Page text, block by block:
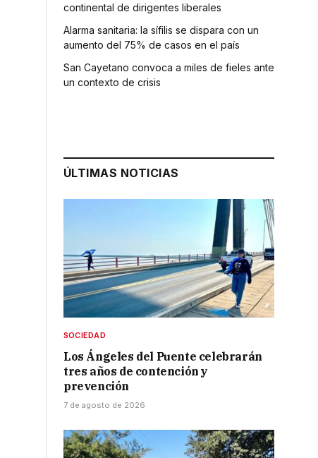
continental de dirigentes liberales
Alarma sanitaria: la sífilis se dispara con un
aumento del 75% de casos en el país
San Cayetano convoca a miles de fieles ante
un contexto de crisis
ÚLTIMAS NOTICIAS
SOCIEDAD
Los Ángeles del Puente celebrarán
tres años de contención y
prevención
7 de agosto de 2026